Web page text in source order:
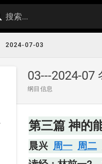
搜索...
2024-07-03
03---2024-07
纲目信息
听抄 第三篇 神的
晨兴 周一 周二